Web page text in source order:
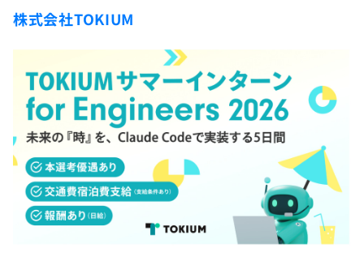
新卒エージェント
インタビュー
就活成功ガイド
4択課題
ナレッジ
リファレンス
個人向けプラン
法人向けプラン
評価結果一覧
再チャレンジ結果一覧
paiza times
note
株式会社TOKIUM